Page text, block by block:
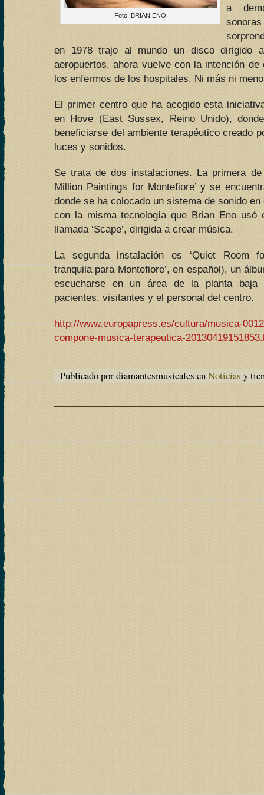
Foto: BRIAN ENO
a
en 1978 trajo al mundo un disco dirigido
aeropuertos, ahora vuelve con la intención
los enfermos de los hospitales. Ni más ni
El primer centro que ha acogido esta
en Hove (East Sussex, Reino Unido),
beneficiarse del ambiente terapéutico creado
luces y sonidos.
Se trata de dos instalaciones. La primera
Million Paintings for Montefiore’ y se
donde se ha colocado un sistema de sonido
con la misma tecnología que Brian Eno usó
llamada ‘Scape’, dirigida a crear música.
La segunda instalación es ‘Quiet Room
tranquila para Montefiore’, en español), un
escucharse en un área de la planta
pacientes, visitantes y el personal del centro.
http://www.europapress.es/cultura/musica-
compone-musica-terapeutica-
Publicado por diamantesmusicales enNoticias y